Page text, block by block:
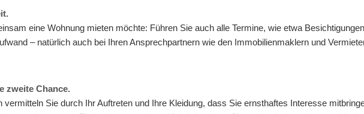
eine Wohnung mieten möchte: Führen Sie auch alle Termine, wie etwa
– natürlich auch bei Ihren Ansprechpartnern wie den Immobilienmaklern und
zweite Chance.
vermitteln Sie durch Ihr Auftreten und Ihre Kleidung, dass Sie ernsthaftes Interesse